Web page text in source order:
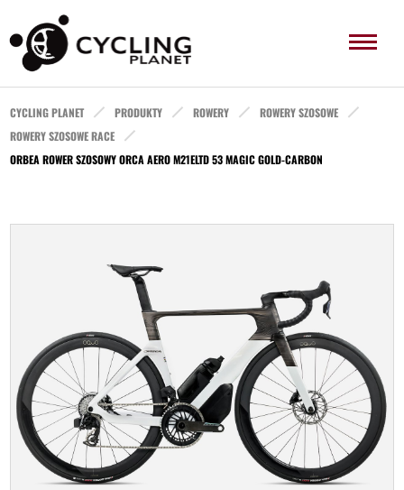
CYCLING PLANET PRODUKTY ROWERY
ROWERY SZOSOWE
ROWERY SZOSOWE RACE
ORBEA ROWER SZOSOWY ORCA AERO M21ELTD 53 MAGIC GOLD-CARBON